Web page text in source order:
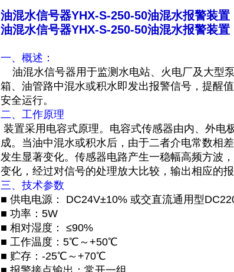
油混水信号器YHX-S-250-50油混水报警装置
油混水信号器YHX-S-250-50油混水报警装置
一、概述：
油混水信号器用于监测水电站、火电厂及大型
箱、油管路中混水或积水即发出报警信号，提醒
安全运行。
二、工作原理
装置采用电容式原理。电容式传感器由内、外电
成。当油中混水或积水后，由于二者介电常数相
发生显著变化。传感器电路产生一稳幅高频方波
变化，经过对信号的处理放大比较，输出相应的报
三、技术参数
■ 供电电源： DC24V±10% 或交直流通用型
■ 功率：5W
■ 相对湿度： ≤90%
■ 工作温度：5℃～+50℃
■ 贮存：-25℃～+70℃